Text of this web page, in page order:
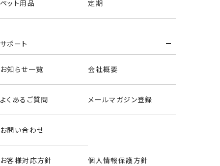
ペット用品 定期
サポート
お知らせ一覧 会社概要
よくあるご質問 メールマガジン登録
お問い合わせ
お客様対応方針 個人情報保護方針